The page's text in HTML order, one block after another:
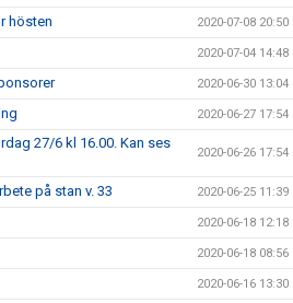
hösten 2020-07-08 20:50
2020-07-04 14:48
2020-06-30 13:04
2020-06-27 17:54
27/6 kl 16.00. Kan ses
2020-06-26 17:54
på stan v. 33 2020-06-25 11:39
2020-06-18 12:18
2020-06-18 08:56
2020-06-16 13:30